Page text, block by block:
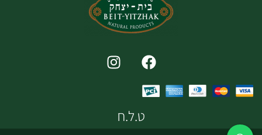
ט.ל.ח